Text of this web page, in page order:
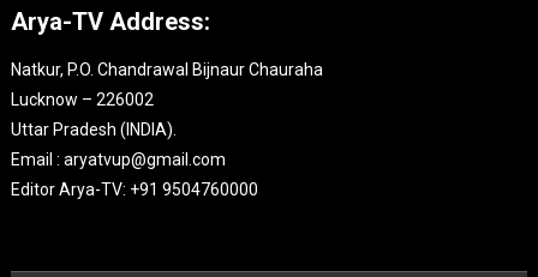
Arya-TV Address:
Natkur, P.O. Chandrawal Bijnaur Chauraha
Lucknow – 226002
Uttar Pradesh (INDIA).
Email : aryatvup@gmail.com
Editor Arya-TV: +91 9504760000